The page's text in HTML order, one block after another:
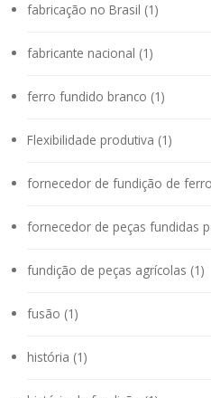
fabricação no Brasil (1)
fabricante nacional (1)
ferro fundido branco (1)
Flexibilidade produtiva (1)
fornecedor de fundição de
fornecedor de peças fundidas
fundição de peças agrícolas (1)
fusão (1)
história (1)